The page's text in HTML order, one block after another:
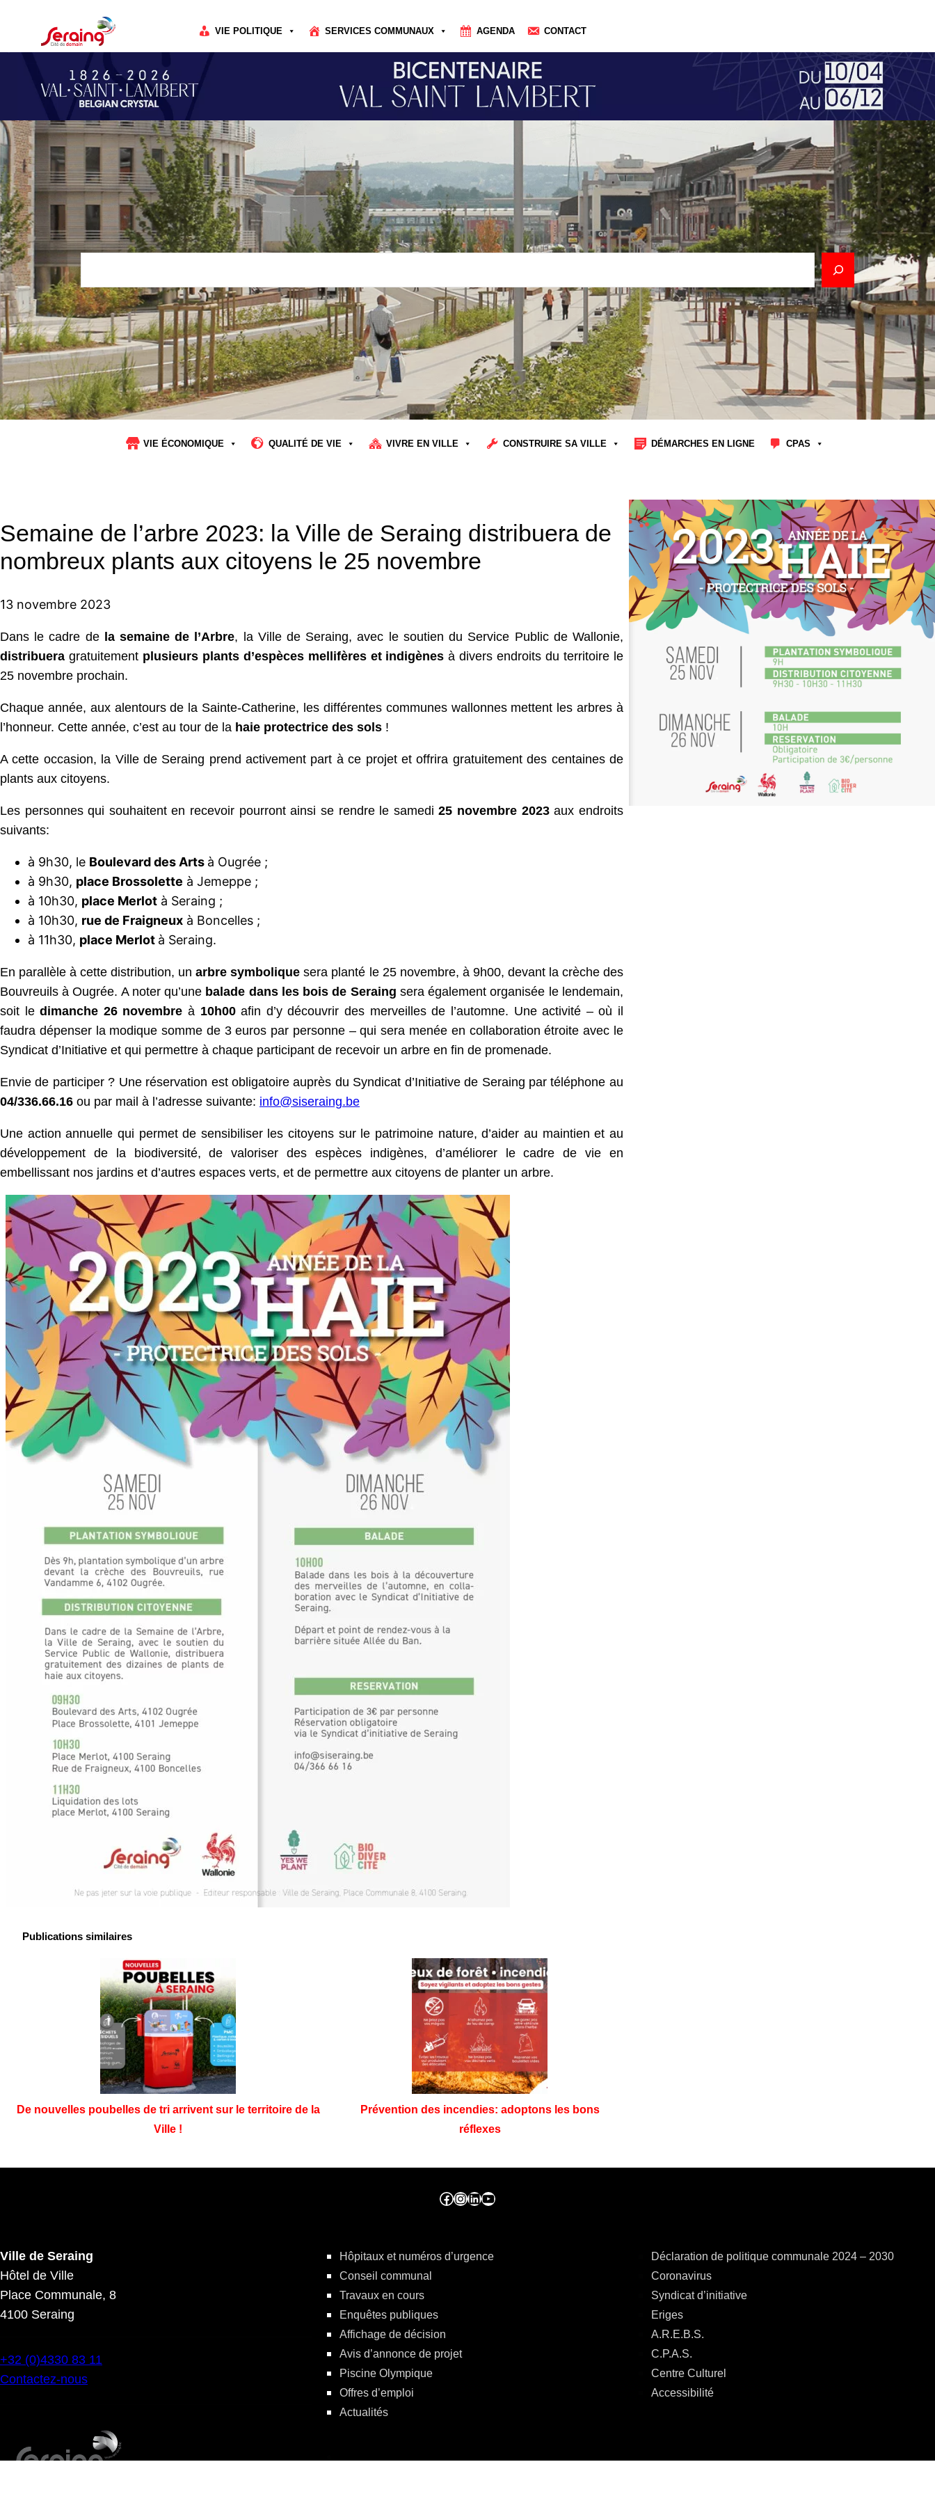
VIE POLITIQUE SERVICES COMMUNAUX AGENDA CONTACT
Rechercher
VIE ÉCONOMIQUE QUALITÉ DE VIE VIVRE EN VILLE CONSTRUIRE SA VILLE DÉMARCHES EN LIGNE CPAS
Semaine de l’arbre 2023: la Ville de Seraing distribuera de
nombreux plants aux citoyens le 25 novembre
13 novembre 2023
Dans le cadre de la semaine de l’Arbre, la Ville de Seraing, avec le soutien du Service Public de Wallonie,
distribuera gratuitement plusieurs plants d’espèces mellifères et indigènes à divers endroits du territoire le
25 novembre prochain.
Chaque année, aux alentours de la Sainte-Catherine, les différentes communes wallonnes mettent les arbres à
l’honneur. Cette année, c’est au tour de la haie protectrice des sols !
A cette occasion, la Ville de Seraing prend activement part à ce projet et offrira gratuitement des centaines de
plants aux citoyens.
Les personnes qui souhaitent en recevoir pourront ainsi se rendre le samedi25 novembre 2023aux endroits
suivants:
à 9h30, le Boulevard des Arts à Ougrée ;
à 9h30, place Brossolette à Jemeppe ;
à 10h30, place Merlot à Seraing ;
à 10h30, rue de Fraigneux à Boncelles ;
à 11h30, place Merlot à Seraing.
En parallèle à cette distribution, unarbre symbolique sera planté le 25 novembre, à 9h00, devant la crèche des
Bouvreuils à Ougrée. A noter qu’une balade dans les bois de Seraing sera également organisée le lendemain,
soit ledimanche 26 novembreà 10h00afin d’y découvrir des merveilles de l’automne. Une activité – où il
faudra dépenser la modique somme de 3 euros par personne – qui sera menée en collaboration étroite avec le
Syndicat d’Initiative et qui permettre à chaque participant de recevoir un arbre en fin de promenade.
Envie de participer ? Une réservation est obligatoire auprès du Syndicat d’Initiative de Seraing par téléphone au
04/336.66.16 ou par mail à l’adresse suivante: info@siseraing.be
Une action annuelle qui permet de sensibiliser les citoyens sur le patrimoine nature, d’aider au maintien et au
développement de la biodiversité, de valoriser des espèces indigènes, d’améliorer le cadre de vie en
embellissant nos jardins et d’autres espaces verts, et de permettre aux citoyens de planter un arbre.
Publications similaires
De nouvelles poubelles de tri arrivent sur le territoire de la
Ville !
Prévention des incendies: adoptons les bons
réflexes
Facebook ville de seraing Instragram ville de seraing linkedin – ville de seraing YouTube
Ville de Seraing
Hôtel de Ville
Place Communale, 8
4100 Seraing
+32 (0)4330 83 11
Contactez-nous
Hôpitaux et numéros d’urgence
Conseil communal
Travaux en cours
Enquêtes publiques
Affichage de décision
Avis d’annonce de projet
Piscine Olympique
Offres d’emploi
Actualités
Déclaration de politique communale 2024 – 2030
Coronavirus
Syndicat d’initiative
Eriges
A.R.E.B.S.
C.P.A.S.
Centre Culturel
Accessibilité